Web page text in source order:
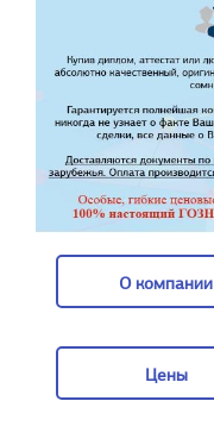
О компании
Цены